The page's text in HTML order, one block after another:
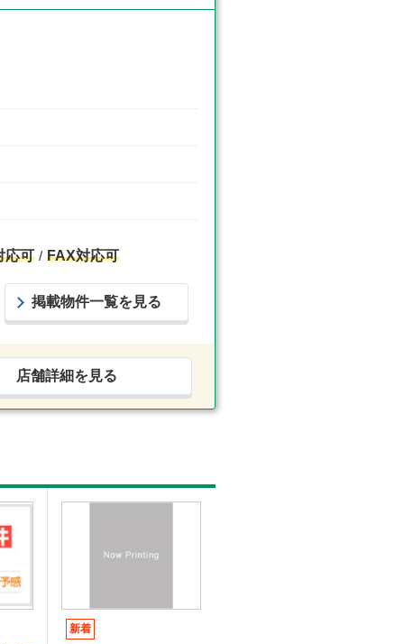
応可 FAX対応可
掲載物件一覧を見る
店舗詳細を見る
新着